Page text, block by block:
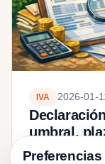
IVA 2026-01-
umbral,